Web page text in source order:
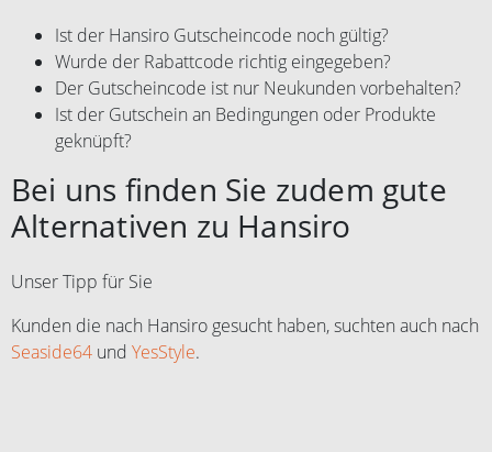
Ist der Hansiro Gutscheincode noch gültig?
Wurde der Rabattcode richtig eingegeben?
Der Gutscheincode ist nur Neukunden vorbehalten?
Ist der Gutschein an Bedingungen oder Produkte
geknüpft?
Bei uns finden Sie zudem gute
Alternativen zu Hansiro
Unser Tipp für Sie
Kunden die nach Hansiro gesucht haben, suchten auch nach
Seaside64 und YesStyle.